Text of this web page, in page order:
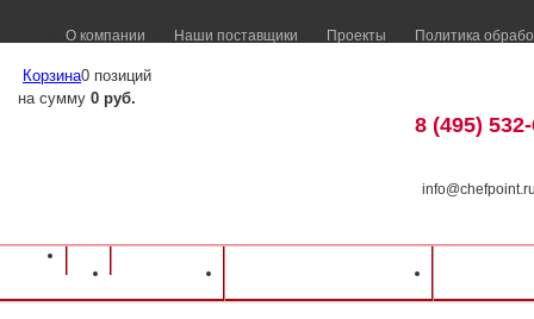
О компании Наши поставщики Проекты Политика
Корзина0 позиций
на сумму 0 руб.
8 (495)
Оборудование для ресторанов и кафе